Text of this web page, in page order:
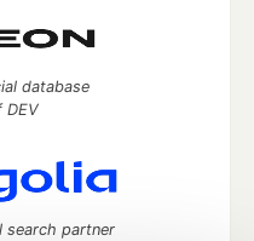
database
DEV
search partner